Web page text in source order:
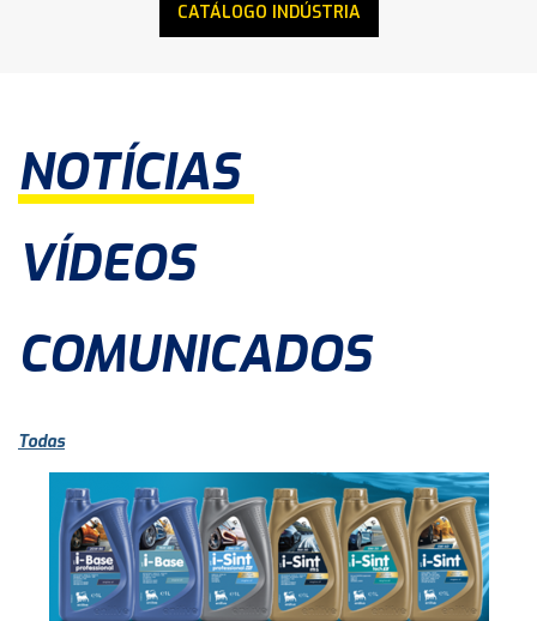
CATÁLOGO INDÚSTRIA
NOTÍCIAS
VÍDEOS
COMUNICADOS
Todas